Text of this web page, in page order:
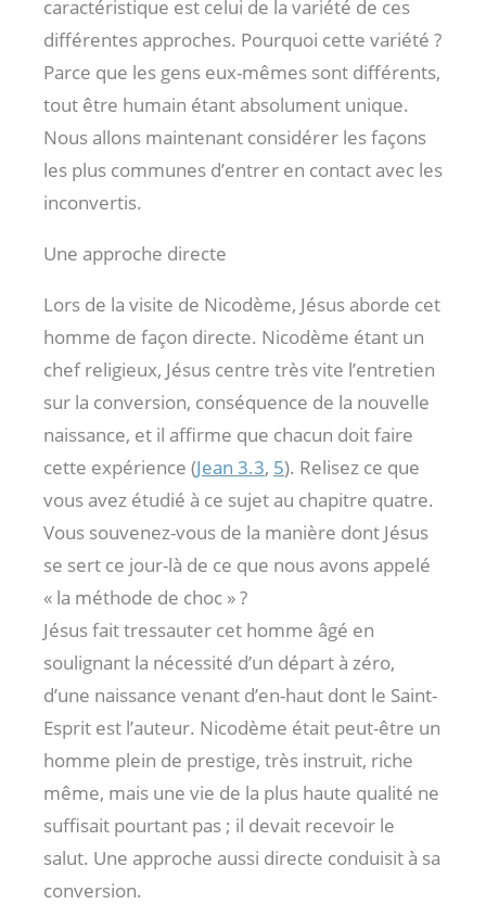
caractéristique est celui de la variété de ces
différentes approches. Pourquoi cette variété ?
Parce que les gens eux-mêmes sont différents,
tout être humain étant absolument unique.
Nous allons maintenant considérer les façons
les plus communes d’entrer en contact avec les
inconvertis.
Une approche directe
Lors de la visite de Nicodème, Jésus aborde cet
homme de façon directe. Nicodème étant un
chef religieux, Jésus centre très vite l’entretien
sur la conversion, conséquence de la nouvelle
naissance, et il affirme que chacun doit faire
cette expérience (Jean 3.3, 5). Relisez ce que
vous avez étudié à ce sujet au chapitre quatre.
Vous souvenez-vous de la manière dont Jésus
se sert ce jour-là de ce que nous avons appelé
« la méthode de choc » ?
Jésus fait tressauter cet homme âgé en
soulignant la nécessité d’un départ à zéro,
d’une naissance venant d’en-haut dont le Saint-
Esprit est l’auteur. Nicodème était peut-être un
homme plein de prestige, très instruit, riche
même, mais une vie de la plus haute qualité ne
suffisait pourtant pas ; il devait recevoir le
salut. Une approche aussi directe conduisit à sa
conversion.